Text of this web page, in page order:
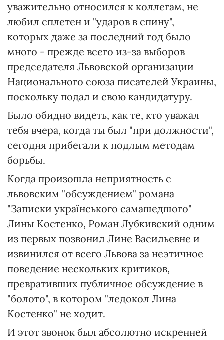
уважительно относился к коллегам, не
любил сплетен и "ударов в спину",
которых даже за последний год было
много - прежде всего из-за выборов
председателя Львовской организации
Национального союза писателей Украины,
поскольку подал и свою кандидатуру.
Было обидно видеть, как те, кто уважал
тебя вчера, когда ты был "при должности",
сегодня прибегали к подлым методам
борьбы.
Когда произошла неприятность с
львовским "обсуждением" романа
"Записки українського самашедшого"
Лины Костенко, Роман Лубкивский одним
из первых позвонил Лине Васильевне и
извинился от всего Львова за неэтичное
поведение нескольких критиков,
превративших публичное обсуждение в
"болото", в котором "ледокол Лина
Костенко" не ходит.
И этот звонок был абсолютно искренней